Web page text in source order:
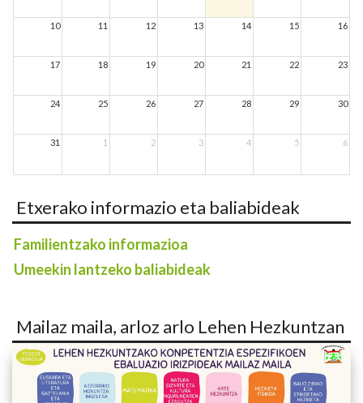
10 11 12 13 14 15 16
17 18 19 20 21 22 23
24 25 26 27 28 29 30
31 1 2 3 4 5 6
Etxerako informazio eta baliabideak
Familientzako informazioa
Umeekin lantzeko baliabideak
Mailaz maila, arloz arlo Lehen Hezkuntzan